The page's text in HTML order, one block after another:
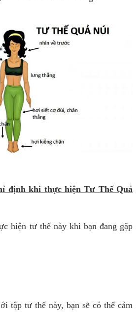
định khi thực hiện Tư Thế Quả
hiện tư thế này khi bạn đang gặp
tập tư thế này, bạn sẽ có thể cảm